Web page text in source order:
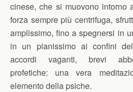
cinese, che si muovono intorno
forza sempre più centrifuga,
amplissimo, fino a spegnersi in
in un pianissimo ai confini
accordi vaganti, brevi
profetiche: una vera
elemento della psiche.